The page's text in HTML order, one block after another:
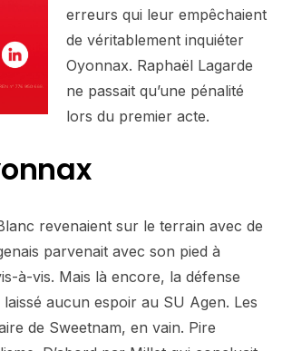
erreurs qui leur empêchaient
de véritablement inquiéter
Oyonnax. Raphaël Lagarde
ne passait qu’une pénalité
lors du premier acte.
revenaient sur le terrain avec de
parvenait avec son pied à
à-vis. Mais là encore, la défense
aucun espoir au SU Agen. Les
de Sweetnam, en vain. Pire